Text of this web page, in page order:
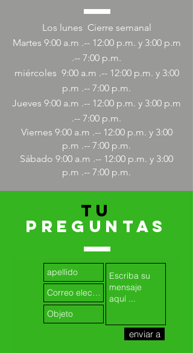
Los lunes Cierre semanal
Martes 9:00 a.m .-- 12:00 p.m. y 3:00 p.m
.-- 7:00 p.m.
miércoles 9:00 a.m .-- 12:00 p.m. y 3:00
p.m .-- 7:00 p.m.
Jueves 9:00 a.m .-- 12:00 p.m. y 3:00 p.m
.-- 7:00 p.m.
Viernes 9:00 a.m .-- 12:00 p.m. y 3:00
p.m .-- 7:00 p.m.
Sábado 9:00 a.m .-- 12:00 p.m. y 3:00
p.m .-- 7:00 p.m.
TU
PREGUNTAS
enviar a